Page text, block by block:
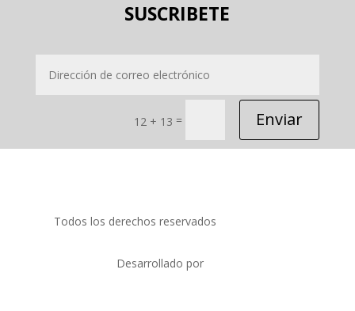
SUSCRIBETE
12 + 13 = Enviar
Todos los derechos reservados
Desarrollado por